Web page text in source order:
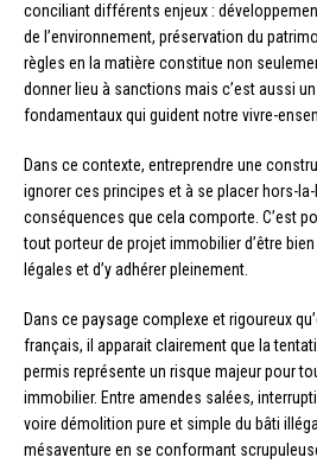
conciliant différents enjeux :
de l’environnement, préservation du
règles en la matière constitue non
donner lieu à sanctions mais c’est aussi
fondamentaux qui guident notre vivre-
Dans ce contexte, entreprendre une
ignorer ces principes et à se placer hors-
conséquences que cela comporte. C’est
tout porteur de projet immobilier d’être
légales et d’y adhérer pleinement.
Dans ce paysage complexe et rigoureux
français, il apparait clairement que la
permis représente un risque majeur pour
immobilier. Entre amendes salées,
voire démolition pure et simple du bâti
mésaventure en se conformant